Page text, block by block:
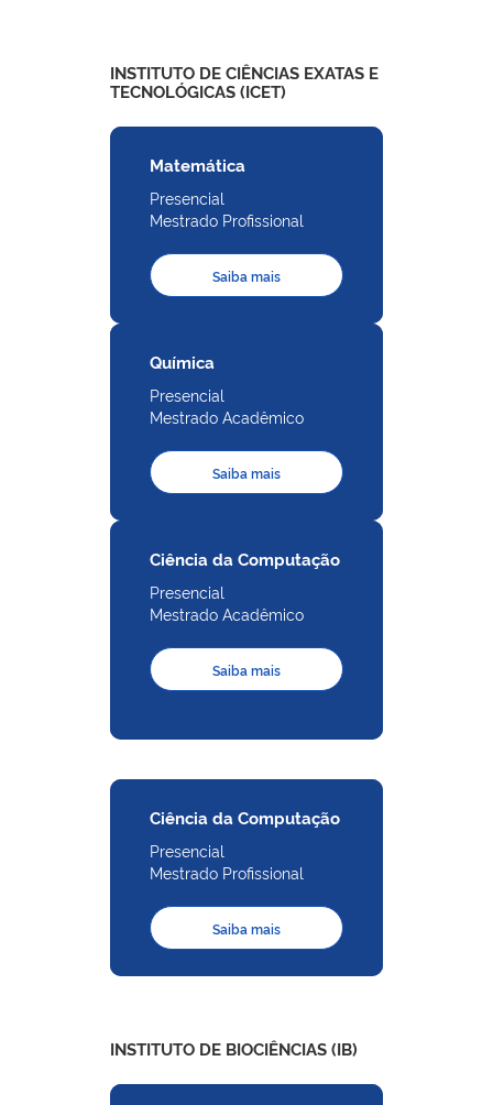
INSTITUTO DE CIÊNCIAS EXATAS E
TECNOLÓGICAS (ICET)
Matemática
Presencial
Mestrado Profissional
Saiba mais
Química
Presencial
Mestrado Acadêmico
Saiba mais
Ciência da Computação
Presencial
Mestrado Acadêmico
Saiba mais
Ciência da Computação
Presencial
Mestrado Profissional
Saiba mais
INSTITUTO DE BIOCIÊNCIAS (IB)